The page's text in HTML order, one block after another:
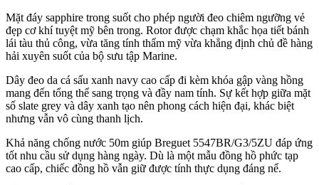
Mặt đáy sapphire trong suốt cho phép người đeo chiêm ngưỡng vẻ
đẹp cơ khí tuyệt mỹ bên trong. Rotor được chạm khắc họa tiết bánh
lái tàu thủ công, vừa tăng tính thẩm mỹ vừa khẳng định chủ đề hàng
hải xuyên suốt của bộ sưu tập Marine.
Dây đeo da cá sấu xanh navy cao cấp đi kèm khóa gập vàng hồng
mang đến tổng thể sang trọng và đầy nam tính. Sự kết hợp giữa mặt
số slate grey và dây xanh tạo nên phong cách hiện đại, khác biệt
nhưng vẫn vô cùng thanh lịch.
Khả năng chống nước 50m giúp Breguet 5547BR/G3/5ZU đáp ứng
tốt nhu cầu sử dụng hàng ngày. Dù là một mẫu đồng hồ phức tạp
cao cấp, chiếc đồng hồ vẫn giữ được tính thực dụng đáng nể.